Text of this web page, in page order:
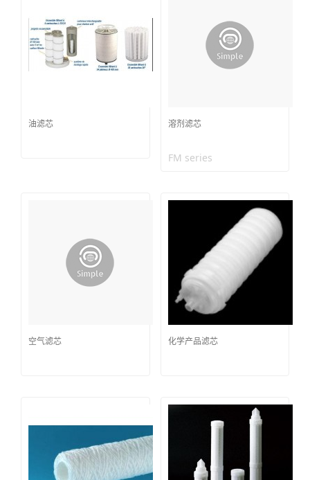
油滤芯 溶剂滤芯
FM series
空气滤芯 化学产品滤芯